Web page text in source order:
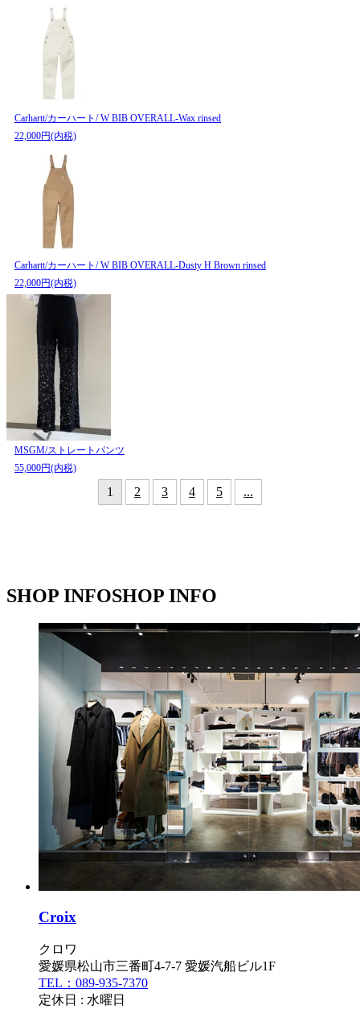
Carhartt/カーハート/ W BIB OVERALL-Wax rinsed
22,000円(内税)
Carhartt/カーハート/ W BIB OVERALL-Dusty H Brown rinsed
22,000円(内税)
MSGM/ストレートパンツ
55,000円(内税)
1 2 3 4 5 ...
SHOP INFOSHOP INFO
Croix
クロワ
愛媛県松山市三番町4-7-7 愛媛汽船ビル1F
TEL：089-935-7370
定休日 : 水曜日